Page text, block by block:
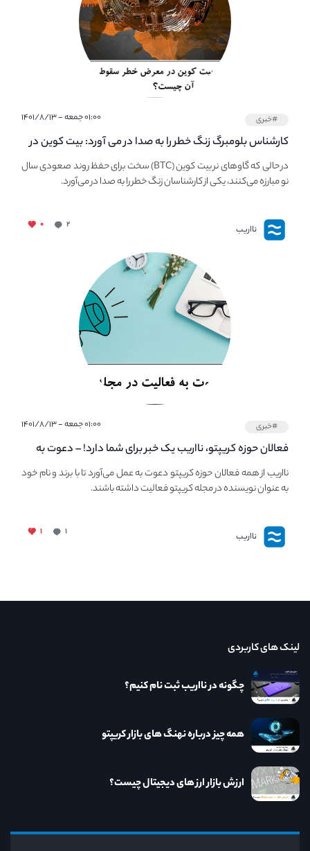
#خبری ۰۱:۰۰ جمعه - ۱۴۰۱/۸/۱۳
کارشناس بلومبرگ زنگ خطر را به صدا در می آورد: بیت کوین در
معرض خطر سقوط بزرگ است - دلیل آن چیست؟در حالی که گاوهای نر بیت کوین (BTC) سخت برای حفظ روند صعودی سال
نو مبارزه می‌کنند، یکی از کارشناسان زنگ خطر را به صدا در می‌آورد.
نااریب ۲ ۰
#خبری ۰۱:۰۰ جمعه - ۱۴۰۱/۸/۱۳
فعالان حوزه کریپتو، نااریب یک خبر برای شما دارد! – دعوت به
فعالیت در مجله کریپتو
نااریب از همه فعالان حوزه کریپتو دعوت به عمل می‌آورد تا با برند و نام خود
به عنوان نویسنده در مجله کریپتو فعالیت داشته باشند.
نااریب ۱ ۱
لینک های کاربردی
چگونه در نااریب ثبت نام کنیم؟
همه چیز درباره نهنگ های بازار کریپتو
ارزش بازار ارز های دیجیتال چیست؟